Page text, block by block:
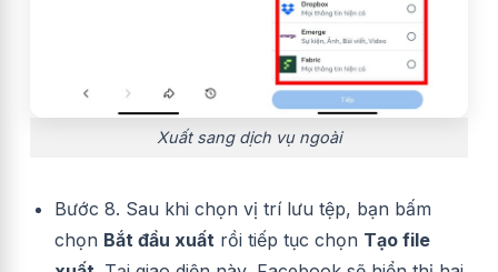
Xuất sang dịch vụ ngoài
Bước 8. Sau khi chọn vị trí lưu tệp, bạn bấm
chọn Bắt đầu xuất rồi tiếp tục chọn Tạo file